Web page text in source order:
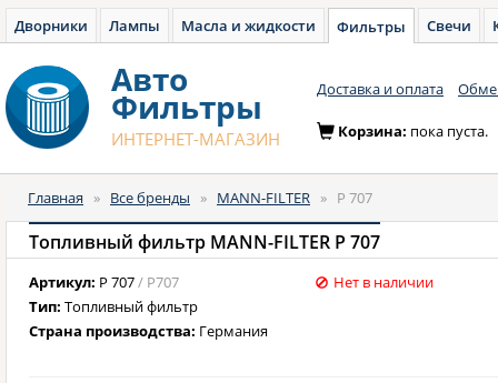
Дворники Лампы Масла и жидкости Фильтры Свечи
Авто
Фильтры
ИНТЕРНЕТ-МАГАЗИН
Доставка и оплата
Корзина: пока пуста.
Главная » Все бренды » MANN-FILTER » P 707
Топливный фильтр MANN-FILTER P 707
Артикул: P 707/ P707
Тип: Топливный фильтр
Страна производства: Германия
Нет в наличии